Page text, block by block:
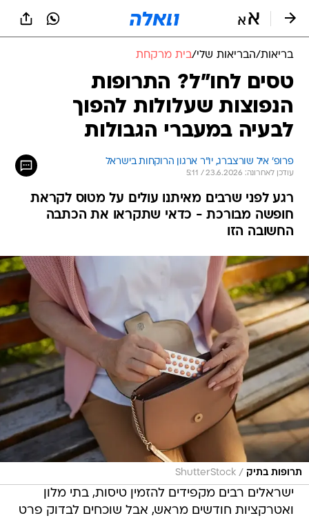
בריאות/הבריאות שלי/בית מרקחת
טסים לחו"ל? התרופות
הנפוצות שעלולות להפוך
לבעיה במעברי הגבולות
פרופ' איל שורצברג, יו"ר ארגון הרוקחות בישראל
עודכן לאחרונה: 23.6.2026 / 5:11
רגע לפני שרבים מאיתנו עולים על מטוס לקראת
חופשה מבורכת - כדאי שתקראו את הכתבה
החשובה הזו
תרופות בתיק /
ShutterStock
ישראלים רבים מקפידים להזמין טיסות, בתי מלון
ואטרקציות חודשים מראש, אבל שוכחים לבדוק פרט